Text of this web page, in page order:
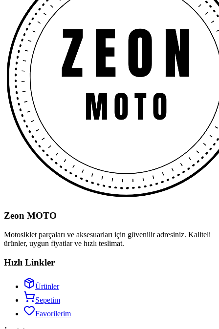
Zeon MOTO
Motosiklet parçaları ve aksesuarları için güvenilir adresiniz. Kaliteli
ürünler, uygun fiyatlar ve hızlı teslimat.
Hızlı Linkler
Ürünler
Sepetim
Favorilerim